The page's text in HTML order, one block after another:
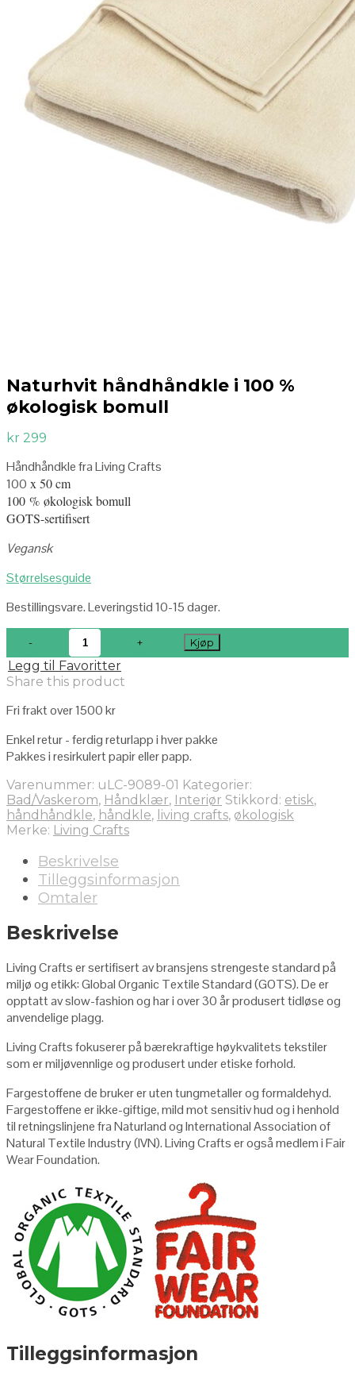
Naturhvit håndhåndkle i 100 %
økologisk bomull
kr 299
Håndhåndkle fra Living Crafts
100 x 50 cm
100 % økologisk bomull
GOTS-sertifisert
Vegansk
Størrelsesguide
Bestillingsvare. Leveringstid 10-15 dager.
Kjøp
Legg til Favoritter
Share this product
Fri frakt over 1500 kr
Enkel retur - ferdig returlapp i hver pakke
Pakkes i resirkulert papir eller papp.
Varenummer: uLC-9089-01 Kategorier:
Bad/Vaskerom, Håndklær, Interiør Stikkord: etisk,
håndhåndkle, håndkle, living crafts, økologisk
Merke: Living Crafts
Beskrivelse
Tilleggsinformasjon
Omtaler
Beskrivelse
Living Crafts er sertifisert av bransjens strengeste standard på
miljø og etikk: Global Organic Textile Standard (GOTS). De er
opptatt av slow-fashion og har i over 30 år produsert tidløse og
anvendelige plagg.
Living Crafts fokuserer på bærekraftige høykvalitets tekstiler
som er miljøvennlige og produsert under etiske forhold.
Fargestoffene de bruker er uten tungmetaller og formaldehyd.
Fargestoffene er ikke-giftige, mild mot sensitiv hud og i henhold
til retningslinjene fra Naturland og International Association of
Natural Textile Industry (IVN). Living Crafts er også medlem i Fair
Wear Foundation.
Tilleggsinformasjon